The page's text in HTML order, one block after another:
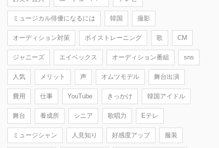
ミュージカル俳優になるには 韓国 撮影
オーディション対策 ボイストレーニング 歌 CM
ジャニーズ エイベックス オーディション番組 sns
人気 メリット 声 オムツモデル 舞台出演
費用 仕事 YouTube きっかけ 韓国アイドル
舞台 養成所 シニア 歌唱力 Eテレ
ミュージシャン 人見知り 好感度アップ 服装